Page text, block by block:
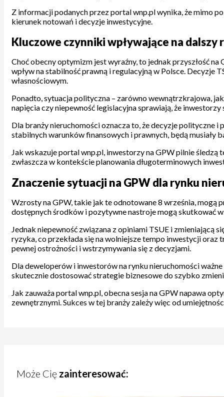
Z informacji podanych przez portal wnp.pl wynika, że mimo
kierunek notowań i decyzje inwestycyjne.
Kluczowe czynniki wpływające na
Choć obecny optymizm jest wyraźny, to jednak przyszłość
wpływ na stabilność prawną i regulacyjną w Polsce. Decyzje
własnościowym.
Ponadto, sytuacja polityczna – zarówno wewnątrzkrajowa,
napięcia czy niepewność legislacyjna sprawiają, że
Dla branży nieruchomości oznacza to, że decyzje polityczne
stabilnych warunków finansowych i prawnych, będą musiały
Jak wskazuje portal wnp.pl, inwestorzy na GPW pilnie śledzą
zwłaszcza w kontekście planowania długoterminowych
Znaczenie sytuacji na GPW dla rynku
Wzrosty na GPW, takie jak te odnotowane 8 września, mogą
dostępnych środków i pozytywne nastroje mogą skutkować
Jednak niepewność związana z opiniami TSUE i zmieniającą
ryzyka, co przekłada się na wolniejsze tempo inwestycji
pewnej ostrożności i wstrzymywania się z decyzjami.
Dla deweloperów i inwestorów na rynku nieruchomości
skutecznie dostosować strategie biznesowe do szybko
Jak zauważa portal wnp.pl, obecna sesja na GPW napawa
zewnętrznymi. Sukces w tej branży zależy więc od
Może Cię zainteresować: